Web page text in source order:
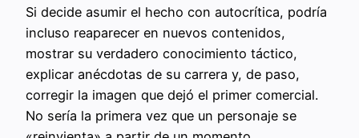
Si decide asumir el hecho con autocrítica, podría
incluso reaparecer en nuevos contenidos,
mostrar su verdadero conocimiento táctico,
explicar anécdotas de su carrera y, de paso,
corregir la imagen que dejó el primer comercial.
No sería la primera vez que un personaje se